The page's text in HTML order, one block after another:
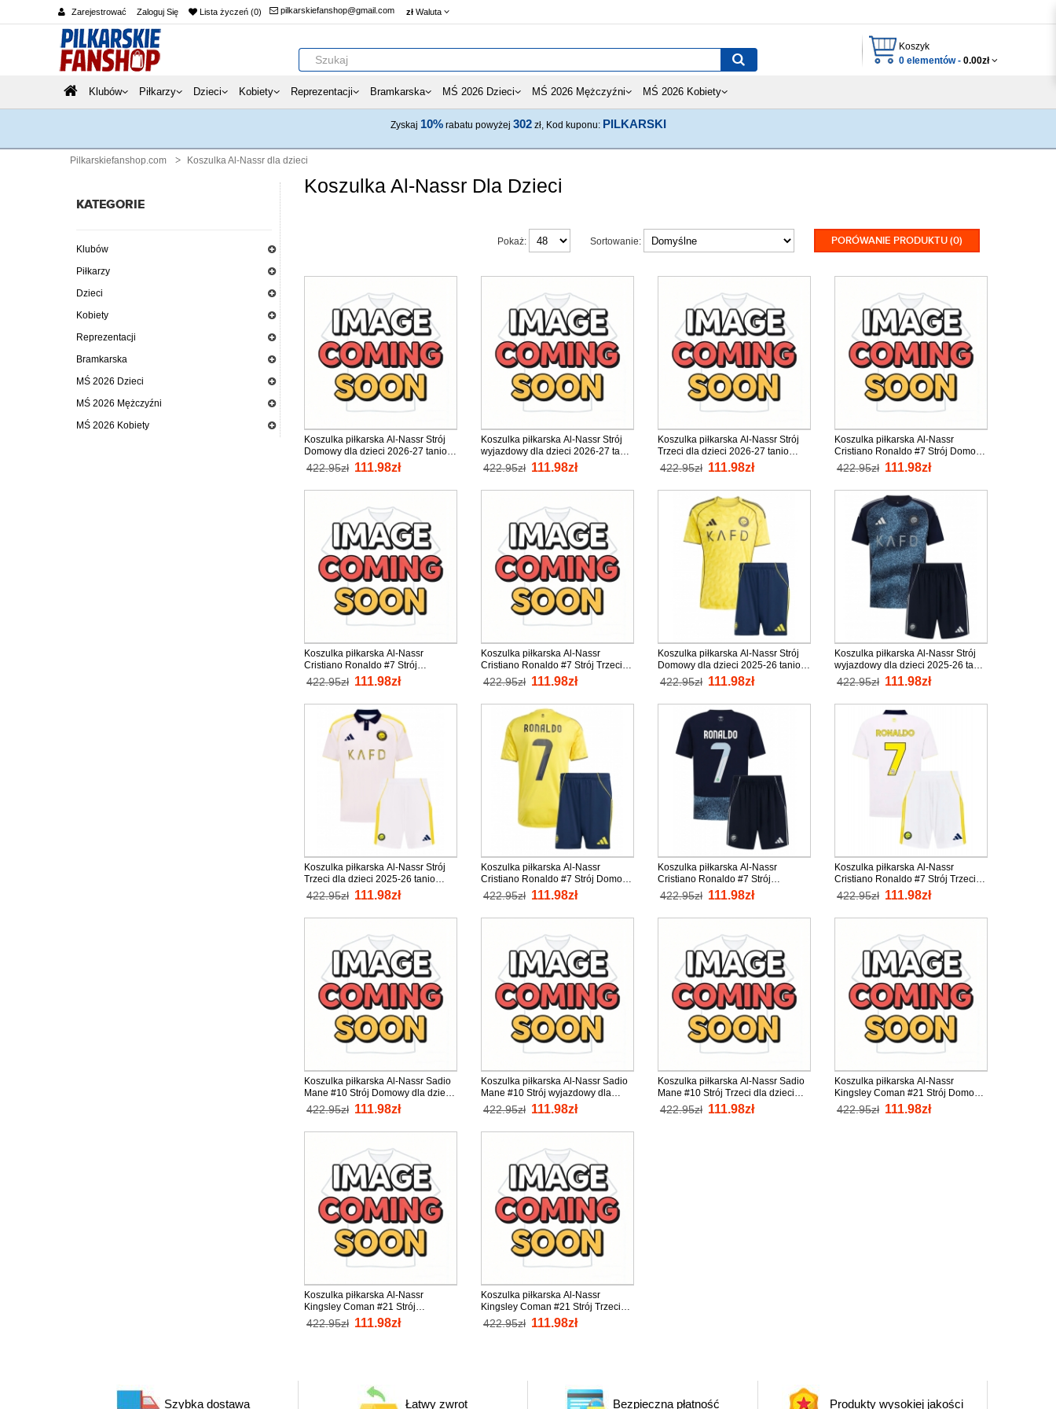
Zarejestrować Zaloguj Się Lista życzeń (0) pilkarskiefanshop@gmail.com zł Waluta
Koszyk
0 elementów - 0.00zł
Klubów Piłkarzy Dzieci Kobiety Reprezentacji Bramkarska MŚ 2026 Dzieci MŚ 2026 Mężczyźni MŚ 2026 Kobiety
Zyskaj 10%rabatu powyżej 302zł, Kod kuponu: PILKARSKI
Pilkarskiefanshop.com Koszulka Al-Nassr dla dzieci
KATEGORIE
Klubów
Piłkarzy
Dzieci
Kobiety
Reprezentacji
Bramkarska
MŚ 2026 Dzieci
MŚ 2026 Mężczyźni
MŚ 2026 Kobiety
Koszulka Al-Nassr Dla Dzieci
PORÓWANIE PRODUKTU (0)
Sortowanie:
Pokaż:
Koszulka piłkarska Al-Nassr Strój
Domowy dla dzieci 2026-27 tanio
Krótki Rękaw (+ Krótkie spodenki)
422.95zł 111.98zł
Koszulka piłkarska Al-Nassr Strój
wyjazdowy dla dzieci 2026-27 tanio
Krótki Rękaw (+ Krótkie spodenki)
422.95zł 111.98zł
Koszulka piłkarska Al-Nassr Strój
Trzeci dla dzieci 2026-27 tanio
Krótki Rękaw (+ Krótkie spodenki)
422.95zł 111.98zł
Koszulka piłkarska Al-Nassr
Cristiano Ronaldo #7 Strój Domowy
dla dzieci 2026-27 tanio Krótki
Rękaw (+ Krótkie spodenki)
422.95zł 111.98zł
Koszulka piłkarska Al-Nassr
Cristiano Ronaldo #7 Strój
wyjazdowy dla dzieci 2026-27 tanio
Krótki Rękaw (+ Krótkie spodenki)
422.95zł 111.98zł
Koszulka piłkarska Al-Nassr
Cristiano Ronaldo #7 Strój Trzeci
dla dzieci 2026-27 tanio Krótki
Rękaw (+ Krótkie spodenki)
422.95zł 111.98zł
Koszulka piłkarska Al-Nassr Strój
Domowy dla dzieci 2025-26 tanio
Krótki Rękaw (+ Krótkie spodenki)
422.95zł 111.98zł
Koszulka piłkarska Al-Nassr Strój
wyjazdowy dla dzieci 2025-26 tanio
Krótki Rękaw (+ Krótkie spodenki)
422.95zł 111.98zł
Koszulka piłkarska Al-Nassr Strój
Trzeci dla dzieci 2025-26 tanio
Krótki Rękaw (+ Krótkie spodenki)
422.95zł 111.98zł
Koszulka piłkarska Al-Nassr
Cristiano Ronaldo #7 Strój Domowy
dla dzieci 2025-26 tanio Krótki
Rękaw (+ Krótkie spodenki)
422.95zł 111.98zł
Koszulka piłkarska Al-Nassr
Cristiano Ronaldo #7 Strój
wyjazdowy dla dzieci 2025-26 tanio
Krótki Rękaw (+ Krótkie spodenki)
422.95zł 111.98zł
Koszulka piłkarska Al-Nassr
Cristiano Ronaldo #7 Strój Trzeci
dla dzieci 2025-26 tanio Krótki
Rękaw (+ Krótkie spodenki)
422.95zł 111.98zł
Koszulka piłkarska Al-Nassr Sadio
Mane #10 Strój Domowy dla dzieci
2025-26 tanio Krótki Rękaw (+
Krótkie spodenki)
422.95zł 111.98zł
Koszulka piłkarska Al-Nassr Sadio
Mane #10 Strój wyjazdowy dla
dzieci 2025-26 tanio Krótki Rękaw
(+ Krótkie spodenki)
422.95zł 111.98zł
Koszulka piłkarska Al-Nassr Sadio
Mane #10 Strój Trzeci dla dzieci
2025-26 tanio Krótki Rękaw (+
Krótkie spodenki)
422.95zł 111.98zł
Koszulka piłkarska Al-Nassr
Kingsley Coman #21 Strój Domowy
dla dzieci 2025-26 tanio Krótki
Rękaw (+ Krótkie spodenki)
422.95zł 111.98zł
Koszulka piłkarska Al-Nassr
Kingsley Coman #21 Strój
wyjazdowy dla dzieci 2025-26 tanio
Krótki Rękaw (+ Krótkie spodenki)
422.95zł 111.98zł
Koszulka piłkarska Al-Nassr
Kingsley Coman #21 Strój Trzeci
dla dzieci 2025-26 tanio Krótki
Rękaw (+ Krótkie spodenki)
422.95zł 111.98zł
Szybka dostawa Łatwy zwrot Bezpieczna płatność Produkty wysokiej jakości